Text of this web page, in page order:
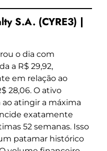
S.A. (CYRE3) |
o dia com
a R$ 29,92,
em relação ao
28,06. O ativo
atingir a máxima
exatamente
52 semanas. Isso
patamar histórico